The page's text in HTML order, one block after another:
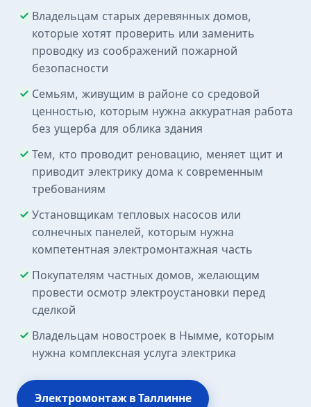
Владельцам старых деревянных домов,
которые хотят проверить или заменить
проводку из соображений пожарной
безопасности
Семьям, живущим в районе со средовой
ценностью, которым нужна аккуратная работа
без ущерба для облика здания
Тем, кто проводит реновацию, меняет щит и
приводит электрику дома к современным
требованиям
Установщикам тепловых насосов или
солнечных панелей, которым нужна
компетентная электромонтажная часть
Покупателям частных домов, желающим
провести осмотр электроустановки перед
сделкой
Владельцам новостроек в Нымме, которым
нужна комплексная услуга электрика
Электромонтаж в Таллинне